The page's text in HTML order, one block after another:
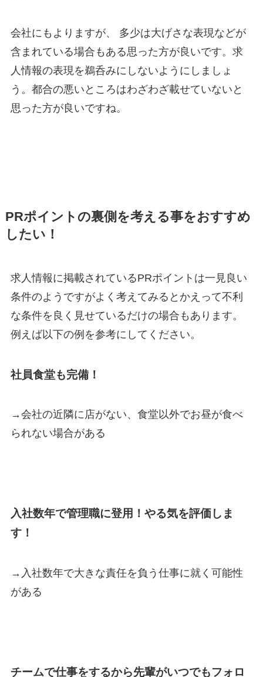
会社にもよりますが、 多少は大げさな表現などが
含まれている場合もある思った方が良いです。求
人情報の表現を鵜呑みにしないようにしましょ
う。都合の悪いところはわざわざ載せていないと
思った方が良いですね。
PRポイントの裏側を考える事をおすすめ
したい！
求人情報に掲載されているPRポイントは一見良い
条件のようですがよく考えてみるとかえって不利
な条件を良く見せているだけの場合もあります。
例えば以下の例を参考にしてください。
社員食堂も完備！
→会社の近隣に店がない、食堂以外でお昼が食べ
られない場合がある
入社数年で管理職に登用！やる気を評価しま
す！
→入社数年で大きな責任を負う仕事に就く可能性
がある
チームで仕事をするから先輩がいつでもフォロ